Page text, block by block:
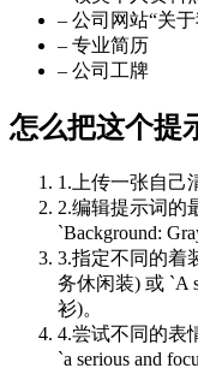
– 公司网站“关
– 专业简历
– 公司工牌
怎么把这个提
1 . 上传一张自己
2.编辑提示词的
`Background:
3.指定不同的着
务休闲装) 或 `A
衫)。
4.尝试不同的表
`a serious and